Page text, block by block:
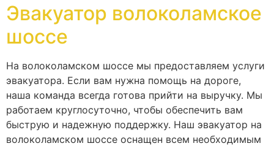
Эвакуатор волоколамское
шоссе
На волоколамском шоссе мы предоставляем услуги
эвакуатора. Если вам нужна помощь на дороге,
наша команда всегда готова прийти на выручку. Мы
работаем круглосуточно, чтобы обеспечить вам
быструю и надежную поддержку. Наш эвакуатор на
волоколамском шоссе оснащен всем необходимым